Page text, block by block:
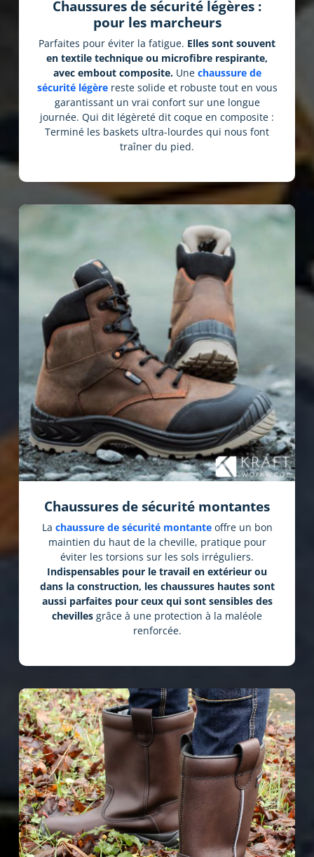
Chaussures de sécurité légères :
pour les marcheurs
Parfaites pour éviter la fatigue. Elles sont souvent
en textile technique ou microfibre respirante,
avec embout composite.Une chaussure de
sécurité légèrereste solide et robuste tout en vous
garantissant un vrai confort sur une longue
journée. Qui dit légèreté dit coque en composite :
Terminé les baskets ultra-lourdes qui nous font
traîner du pied.
Chaussures de sécurité montantes
La chaussure de sécurité montanteoffre un bon
maintien du haut de la cheville, pratique pour
éviter les torsions sur les sols irréguliers.
Indispensables pour le travail en extérieur ou
dans la construction, les chaussures hautes sont
aussi parfaites pour ceux qui sont sensibles des
chevilles grâce à une protection à la maléole
renforcée.